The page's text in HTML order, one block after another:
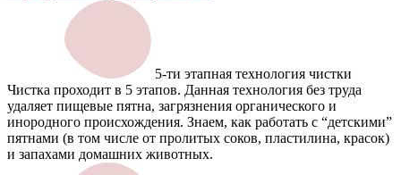
5-ти этапная технология чистки
Чистка проходит в 5 этапов. Данная технология без труда
удаляет пищевые пятна, загрязнения органического и
инородного происхождения. Знаем, как работать с “детскими”
пятнами (в том числе от пролитых соков, пластилина, красок)
и запахами домашних животных.